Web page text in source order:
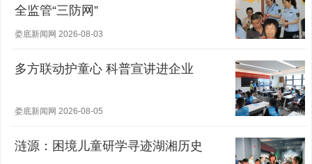
全监管“三防网”
娄底新闻网 2026-08-03
多方联动护童心 科普宣讲进企业
娄底新闻网 2026-08-05
涟源：困境儿童研学寻迹湖湘历史